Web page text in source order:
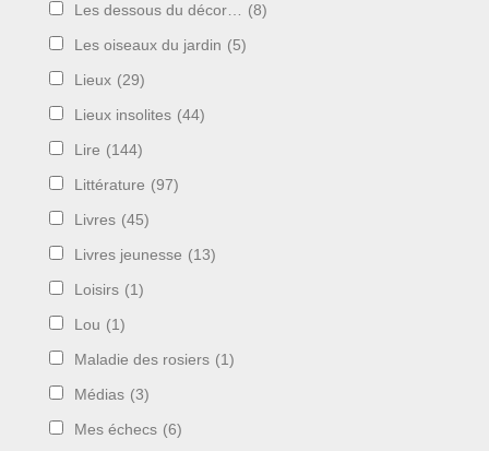
Les dessous du décor… (8)
Les oiseaux du jardin (5)
Lieux (29)
Lieux insolites (44)
Lire (144)
Littérature (97)
Livres (45)
Livres jeunesse (13)
Loisirs (1)
Lou (1)
Maladie des rosiers (1)
Médias (3)
Mes échecs (6)